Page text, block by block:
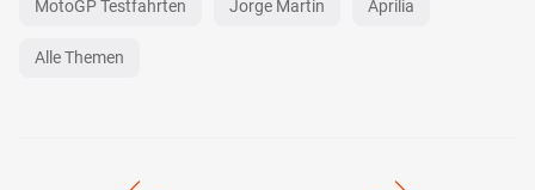
MotoGP Testfahrten Jorge Martin Aprilia
Alle Themen